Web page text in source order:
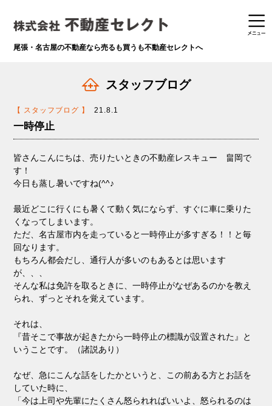
尾張・名古屋の不動産なら売るも買うも不動産セレクトへ
スタッフブログ
【 スタッフブログ 】 21.8.1
一時停止
皆さんこんにちは、売りたいときの不動産レスキュー 畠岡で
す！
今日も蒸し暑いですね(^^♪
最近どこに行くにも暑くて動く気にならず、すぐに車に乗りた
くなってしまいます。
ただ、名古屋市内を走っていると一時停止が多すぎる！！と毎
回なります。
もちろん都会だし、通行人が多いのもあるとは思います
が、、、
そんな私は免許を取るときに、一時停止がなぜあるのかを教え
られ、ずっとそれを覚えています。
それは、
『昔そこで事故が起きたから一時停止の標識が設置された』と
いうことです。（諸説あり）
なぜ、急にこんな話をしたかというと、この前ある方とお話を
していた時に、
「今は上司や先輩にたくさん怒られればいいよ、怒られるのは